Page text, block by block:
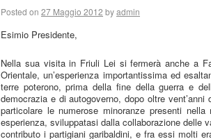
Posted on 27 Maggio 2012 byadmin
Esimio Presidente,
Nella sua visita in Friuli Lei si fermerà anche a
Orientale, un’esperienza importantissima ed
terre poterono, prima della fine della guerra e
democrazia e di autogoverno, dopo oltre
particolare le numerose minoranze presenti
esperienza, sviluppatasi dalla collaborazione delle
contributo i partigiani garibaldini, e fra essi molti